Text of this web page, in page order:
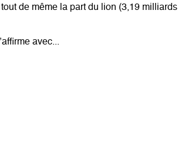
de même la part du lion (3,19 milliards
avec...